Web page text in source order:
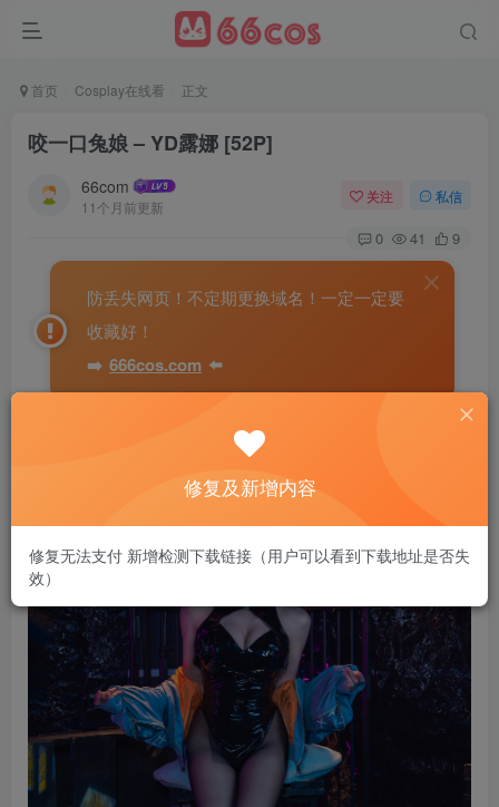
首页 Cosplay在线看 正文
咬一口兔娘 – YD露娜 [52P]
66com
11个月前更新
关注 私信
0 41 9
防丢失网页！不定期更换域名！一定一定要
收藏好！
➡️ 666cos.com ⬅️
修复及新增内容
修复无法支付 新增检测下载链接（用户可以看到下载地址是否失
效）